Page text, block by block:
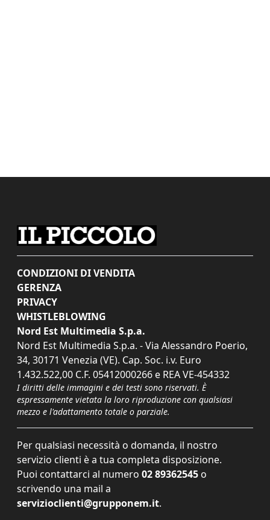
CONDIZIONI DI VENDITA
GERENZA
PRIVACY
WHISTLEBLOWING
Nord Est Multimedia S.p.a.
Nord Est Multimedia S.p.a. - Via Alessandro Poerio,
34, 30171 Venezia (VE). Cap. Soc. i.v. Euro
1.432.522,00 C.F. 05412000266 e REA VE-454332
I diritti delle immagini e dei testi sono riservati. È
espressamente vietata la loro riproduzione con qualsiasi
mezzo e l'adattamento totale o parziale.
Per qualsiasi necessità o domanda, il nostro
servizio clienti è a tua completa disposizione.
Puoi contattarci al numero 02 89362545 o
scrivendo una mail a
servizioclienti@grupponem.it.